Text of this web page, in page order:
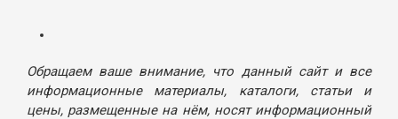
Обращаем ваше внимание, что данный сайт и все
информационные материалы, каталоги, статьи и
цены, размещенные на нём, носят информационный